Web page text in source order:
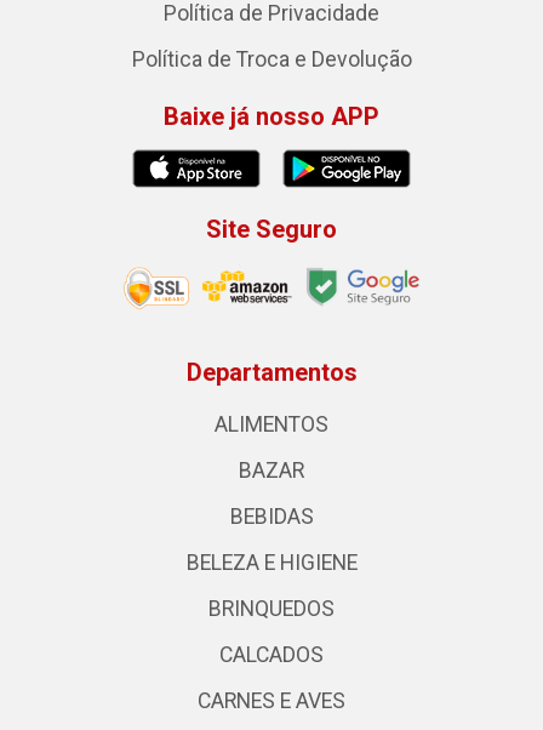
Política de Privacidade
Política de Troca e Devolução
Baixe já nosso APP
Site Seguro
Departamentos
ALIMENTOS
BAZAR
BEBIDAS
BELEZA E HIGIENE
BRINQUEDOS
CALCADOS
CARNES E AVES